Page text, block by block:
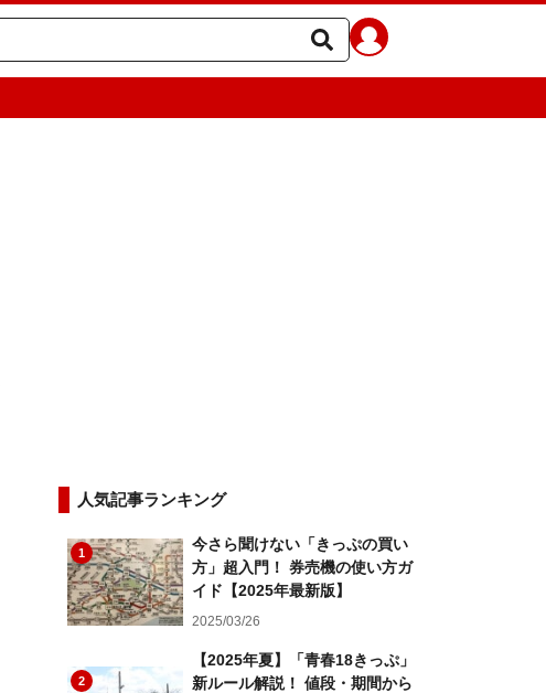
人気記事ランキング
1
今さら聞けない「きっぷの買い
方」超入門！ 券売機の使い方ガ
イド【2025年最新版】
2025/03/26
2
【2025年夏】「青春18きっぷ」
新ルール解説！ 値段・期間から